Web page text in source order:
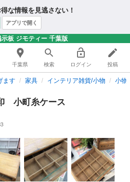
な情報を見逃さない！
アプリで開く
板 ジモティー 千葉版
千葉県 検索 ログイン 投稿
ます 家具 インテリア雑貨/小物 小物
小町糸ケース